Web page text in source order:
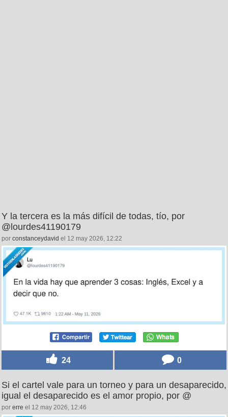
Y la tercera es la más difícil de todas, tío, por
@lourdes41190179
por constanceydavid el 12 may 2026, 12:22
24 0
Si el cartel vale para un torneo y para un desaparecido,
igual el desaparecido es el amor propio, por @
por erre el 12 may 2026, 12:46